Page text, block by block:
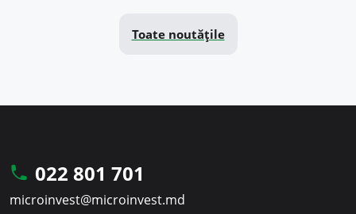
Toate noutățile
022 801 701
microinvest@microinvest.md